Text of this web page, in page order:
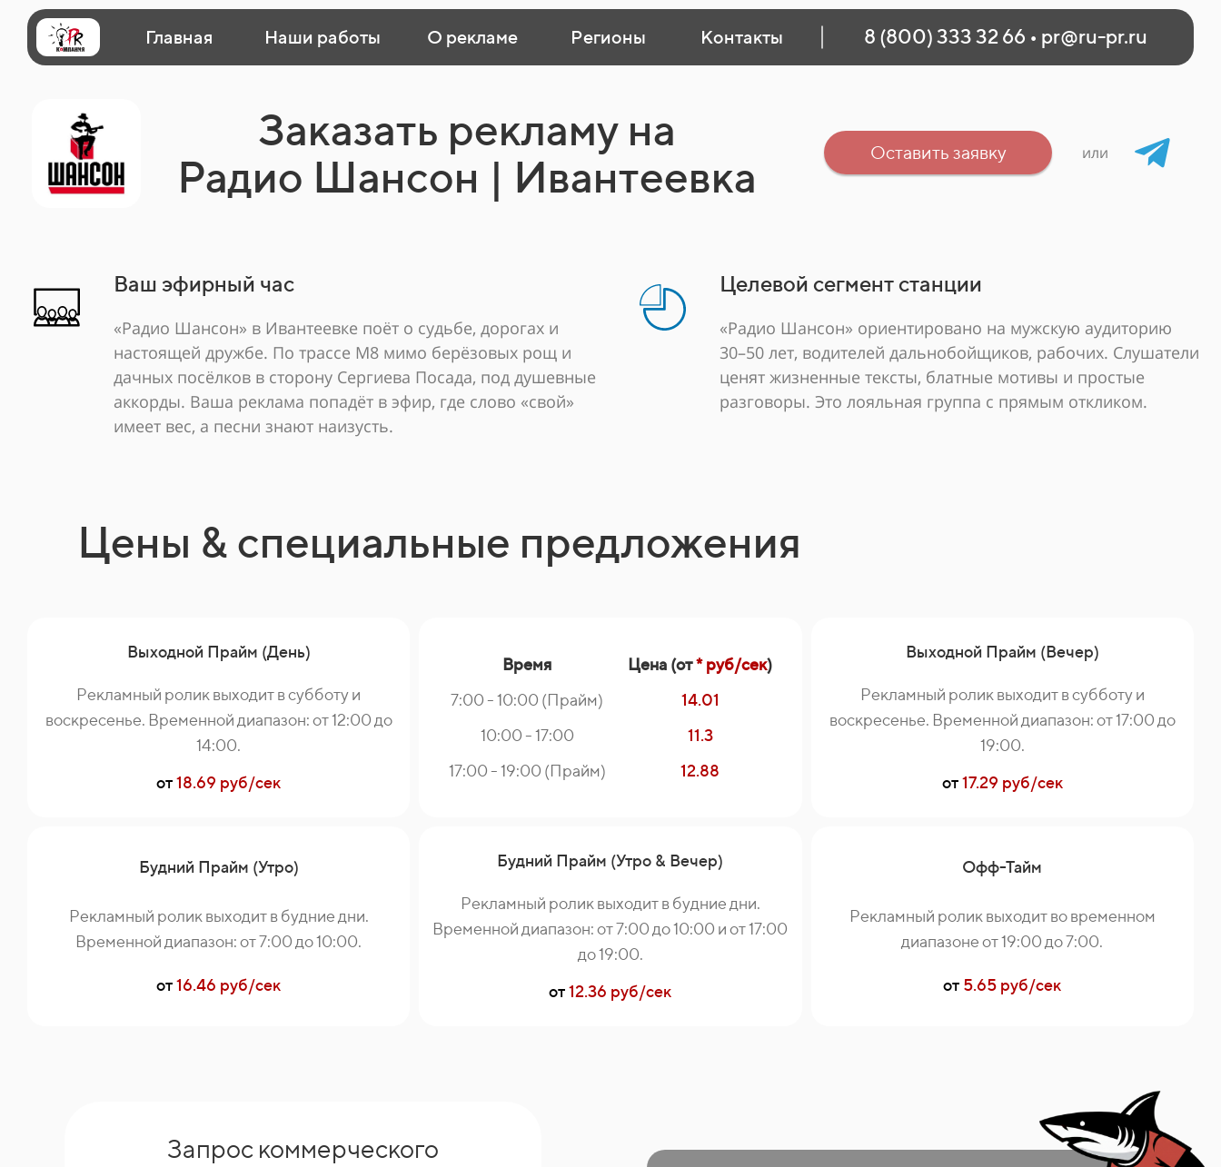
Главная Наши работы О рекламе Регионы Контакты 8 (800) 333 32 66 • pr@ru-pr.ru
Заказать рекламу на
Радио Шансон | Ивантеевка
Оставить заявку или
Ваш эфирный час
«Радио Шансон» в Ивантеевке поёт о судьбе, дорогах и
настоящей дружбе. По трассе М8 мимо берёзовых рощ и
дачных посёлков в сторону Сергиева Посада, под душевные
аккорды. Ваша реклама попадёт в эфир, где слово «свой»
имеет вес, а песни знают наизусть.
Целевой сегмент станции
«Радио Шансон» ориентировано на мужскую аудиторию
30–50 лет, водителей дальнобойщиков, рабочих. Слушатели
ценят жизненные тексты, блатные мотивы и простые
разговоры. Это лояльная группа с прямым откликом.
Цены & специальные предложения
Выходной Прайм (День)
Рекламный ролик выходит в субботу и
воскресенье. Временной диапазон: от 12:00 до
14:00.
от18.69 руб/сек
Время Цена (от* руб/сек)
7:00 - 10:00 (Прайм)
14.01
10:00 - 17:00
11.3
17:00 - 19:00 (Прайм)
12.88
Выходной Прайм (Вечер)
Рекламный ролик выходит в субботу и
воскресенье. Временной диапазон: от 17:00 до
19:00.
от17.29 руб/сек
Будний Прайм (Утро)
Рекламный ролик выходит в будние дни.
Временной диапазон: от 7:00 до 10:00.
от16.46 руб/сек
Будний Прайм (Утро & Вечер)
Рекламный ролик выходит в будние дни.
Временной диапазон: от 7:00 до 10:00 и от 17:00
до 19:00.
от12.36 руб/сек
Офф-Тайм
Рекламный ролик выходит во временном
диапазоне от 19:00 до 7:00.
от 5.65 руб/сек
Запрос коммерческого